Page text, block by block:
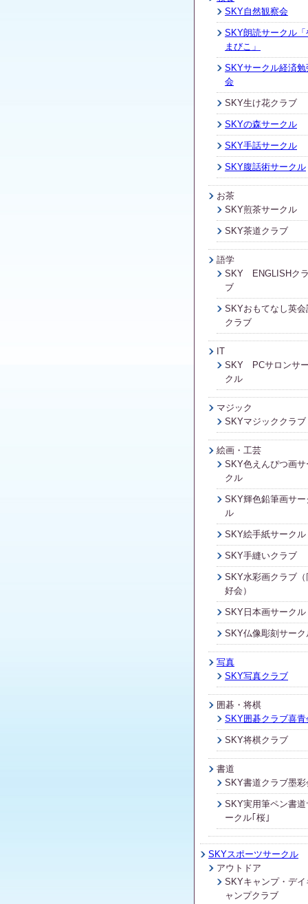
SKY自然観察会
SKY朗読サークル「
まびこ」
SKYサークル経済勉
会
SKY生け花クラブ
SKYの森サークル
SKY手話サークル
SKY腹話術サークル
お茶
SKY煎茶サークル
SKY茶道クラブ
語学
SKY ENGLISHクラ
ブ
SKYおもてなし英会
クラブ
IT
SKY PCサロンサー
クル
マジック
SKYマジッククラブ
絵画・工芸
SKY色えんぴつ画サ
クル
SKY輝色鉛筆画サー
ル
SKY絵手紙サークル
SKY手縫いクラブ
SKY水彩画クラブ（
好会）
SKY日本画サークル
SKY仏像彫刻サーク
写真
SKY写真クラブ
囲碁・将棋
SKY囲碁クラブ喜青
SKY将棋クラブ
書道
SKY書道クラブ墨彩
SKY実用筆ペン書道
ークル｢桜｣
SKYスポーツサークル
アウトドア
SKYキャンプ・デイ
ャンプクラブ